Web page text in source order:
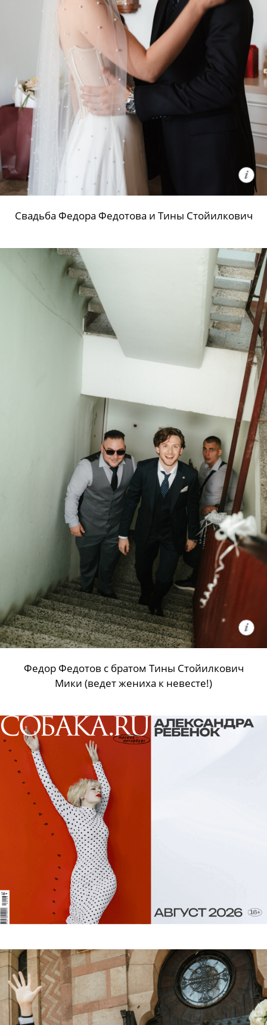
Свадьба Федора Федотова и Тины Стойилкович
Федор Федотов с братом Тины Стойилкович
Мики (ведет жениха к невесте!)